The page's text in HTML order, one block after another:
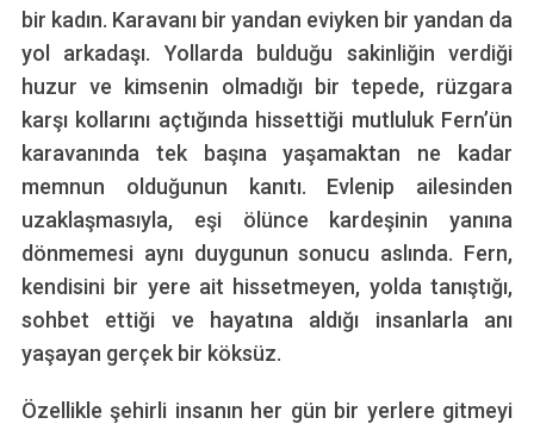
bir kadın. Karavanı bir yandan eviyken bir yandan da
yol arkadaşı. Yollarda bulduğu sakinliğin verdiği
huzur ve kimsenin olmadığı bir tepede, rüzgara
karşı kollarını açtığında hissettiği mutluluk Fern’ün
karavanında tek başına yaşamaktan ne kadar
memnun olduğunun kanıtı. Evlenip ailesinden
uzaklaşmasıyla, eşi ölünce kardeşinin yanına
dönmemesi aynı duygunun sonucu aslında. Fern,
kendisini bir yere ait hissetmeyen, yolda tanıştığı,
sohbet ettiği ve hayatına aldığı insanlarla anı
yaşayan gerçek bir köksüz.
Özellikle şehirli insanın her gün bir yerlere gitmeyi